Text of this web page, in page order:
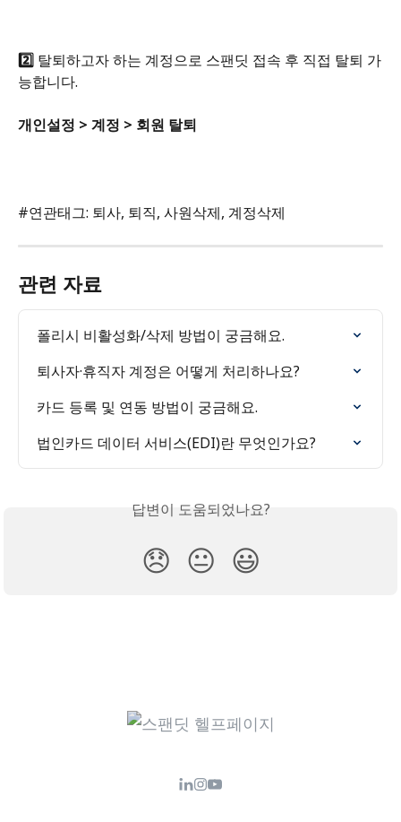
2️⃣ 탈퇴하고자 하는 계정으로 스팬딧 접속 후 직접 탈퇴 가
능합니다.
개인설정 > 계정 > 회원 탈퇴
#연관태그: 퇴사, 퇴직, 사원삭제, 계정삭제
관련 자료
폴리시 비활성화/삭제 방법이 궁금해요.
퇴사자·휴직자 계정은 어떻게 처리하나요?
카드 등록 및 연동 방법이 궁금해요.
법인카드 데이터 서비스(EDI)란 무엇인가요?
답변이 도움되었나요?
😞 😐 😃